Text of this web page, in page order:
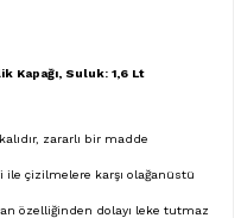
Kapağı, Suluk: 1,6 Lt
zararlı bir madde
çizilmelere karşı olağanüstü
özelliğinden dolayı leke tutmaz